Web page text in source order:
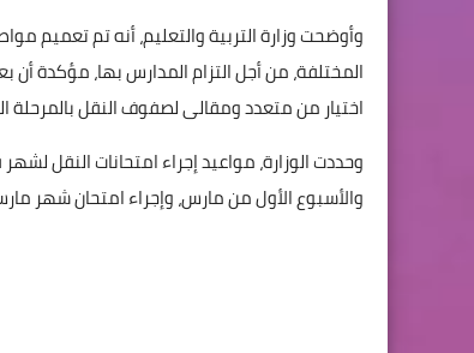
وأوضحت وزارة التربية والتعليم، أنه تم تعميم
المختلفة، من أجل التزام المدارس بها، مؤكدة
اختيار من متعدد ومقالى لصفوف النقل بالمرحلة
وحددت الوزارة، مواعيد إجراء امتحانات النقل
والأسبوع الأول من مارس، وإجراء امتحان شهر